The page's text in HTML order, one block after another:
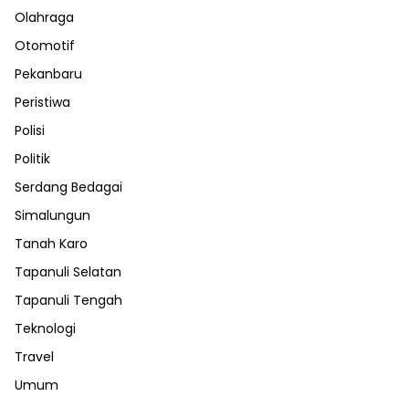
Olahraga
Otomotif
Pekanbaru
Peristiwa
Polisi
Politik
Serdang Bedagai
Simalungun
Tanah Karo
Tapanuli Selatan
Tapanuli Tengah
Teknologi
Travel
Umum